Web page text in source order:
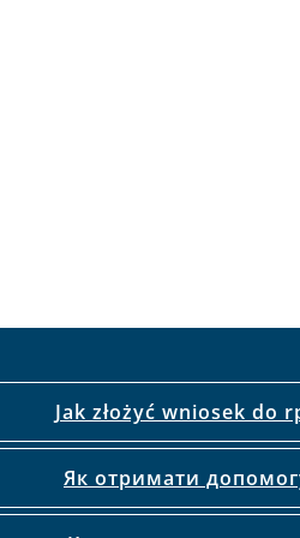
Jak złożyć wniosek do
Як отримати